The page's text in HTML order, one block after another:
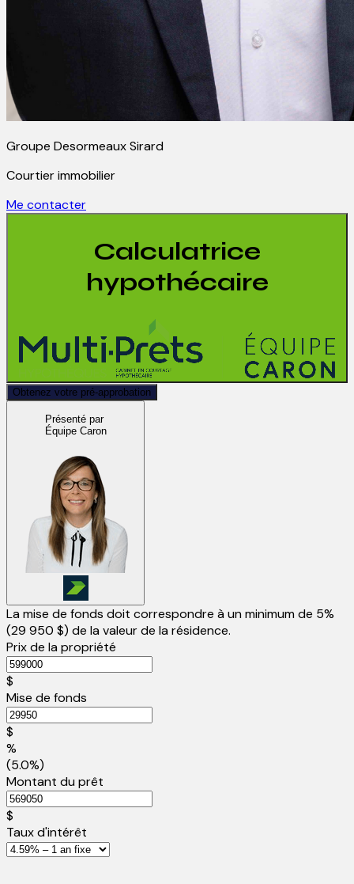
Groupe Desormeaux Sirard
Courtier immobilier
Me contacter
Calculatrice
hypothécaire
Obtenez votre pré-approbation
Présenté par
Équipe Caron
La mise de fonds doit correspondre à un minimum de 5%
(29 950 $) de la valeur de la résidence.
Prix de la propriété
$
Mise de fonds
$
%
(5.0%)
Montant du prêt
$
Taux d'intérêt